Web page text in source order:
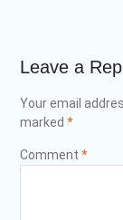
Leave a
Your email
marked *
Comment *